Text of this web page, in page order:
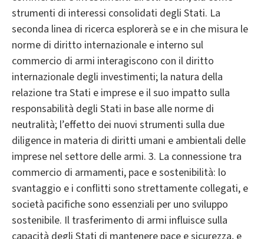
strumenti di interessi consolidati degli Stati. La
seconda linea di ricerca esplorerà se e in che misura le
norme di diritto internazionale e interno sul
commercio di armi interagiscono con il diritto
internazionale degli investimenti; la natura della
relazione tra Stati e imprese e il suo impatto sulla
responsabilità degli Stati in base alle norme di
neutralità; l’effetto dei nuovi strumenti sulla due
diligence in materia di diritti umani e ambientali delle
imprese nel settore delle armi. 3. La connessione tra
commercio di armamenti, pace e sostenibilità: lo
svantaggio e i conflitti sono strettamente collegati, e
società pacifiche sono essenziali per uno sviluppo
sostenibile. Il trasferimento di armi influisce sulla